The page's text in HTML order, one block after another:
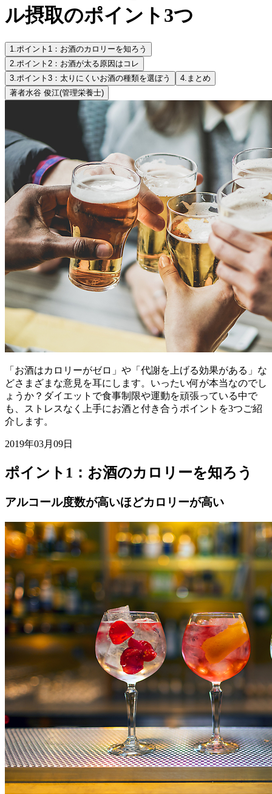
ル摂取のポイント3つ
1.ポイント1：お酒のカロリーを知ろう
2.ポイント2：お酒が太る原因はコレ
3.ポイント3：太りにくいお酒の種類を選ぼう 4. まとめ
著者水谷 俊江(管理栄養士)
「お酒はカロリーがゼロ」や「代謝を上げる効果がある」な
どさまざまな意見を耳にします。いったい何が本当なのでし
ょうか？ダイエットで食事制限や運動を頑張っている中で
も、ストレスなく上手にお酒と付き合うポイントを3つご紹
介します。
2019年03月09日
ポイント1：お酒のカロリーを知ろう
アルコール度数が高いほどカロリーが高い